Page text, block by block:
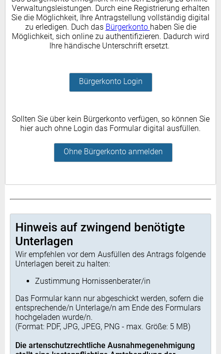
Verwaltungsleistungen. Durch eine Registrierung erhalten
Sie die Möglichkeit, Ihre Antragstellung vollständig digital
zu erledigen. Duch das Bürgerkonto haben Sie die
Möglichkeit, sich online zu authentifizieren. Dadurch wird
Ihre händische Unterschrift ersetzt.
Bürgerkonto Login
Sollten Sie über kein Bürgerkonto verfügen, so können Sie
hier auch ohne Login das Formular digital ausfüllen.
Ohne Bürgerkonto anmelden
Hinweis auf zwingend benötigte
Unterlagen
Wir empfehlen vor dem Ausfüllen des Antrags folgende
Unterlagen bereit zu halten:
Zustimmung Hornissenberater/in
Das Formular kann nur abgeschickt werden, sofern die
entsprechende/n Unterlage/n am Ende des Formulars
hochgeladen wurde/n.
(Format: PDF, JPG, JPEG, PNG - max. Größe: 5 MB)
Die artenschutzrechtliche Ausnahmegenehmigung